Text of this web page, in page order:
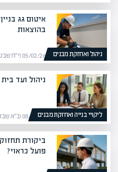
ניהול ואחזקת מבנים
איטום גג
בהוצאות
05/02/26 (י״ח שבט תשפ״ו) | מערכת אפיק
ליקויי בנייה ואחזקת מבנים
ניהול ועד
08/02/26 (כ״א שבט תשפ״ו) | מערכת אפיק
ביקורת
פועל כראוי?